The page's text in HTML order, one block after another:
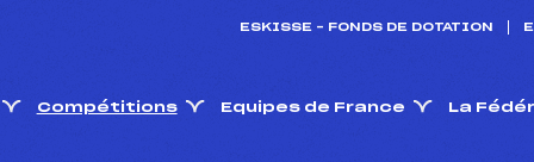
ESKISSE – FONDS DE DOTATION
Compétitions Equipes de France La